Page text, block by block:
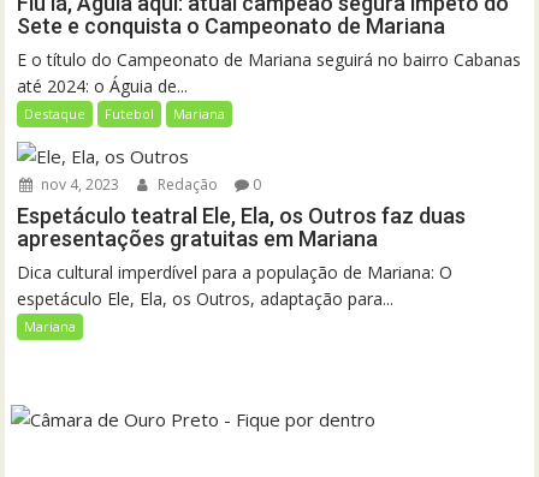
Sete e conquista o Campeonato de Mariana
E o título do Campeonato de Mariana seguirá no bairro Cabanas
até 2024: o Águia de...
Destaque Futebol Mariana
nov 4, 2023 Redação 0
Espetáculo teatral Ele, Ela, os Outros faz duas
apresentações gratuitas em Mariana
Dica cultural imperdível para a população de Mariana: O
espetáculo Ele, Ela, os Outros, adaptação para...
Mariana